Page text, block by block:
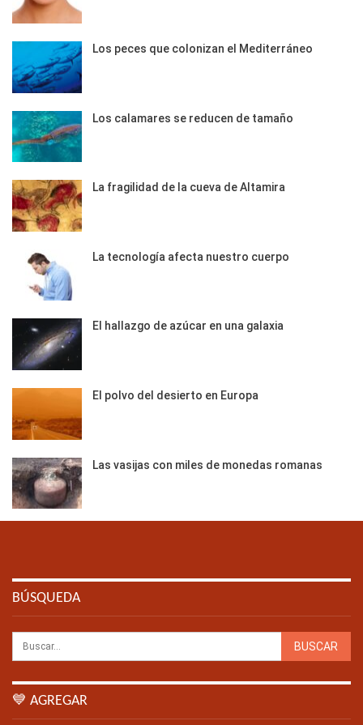
Los peces que colonizan el Mediterráneo
Los calamares se reducen de tamaño
La fragilidad de la cueva de Altamira
La tecnología afecta nuestro cuerpo
El hallazgo de azúcar en una galaxia
El polvo del desierto en Europa
Las vasijas con miles de monedas romanas
BÚSQUEDA
💙 AGREGAR